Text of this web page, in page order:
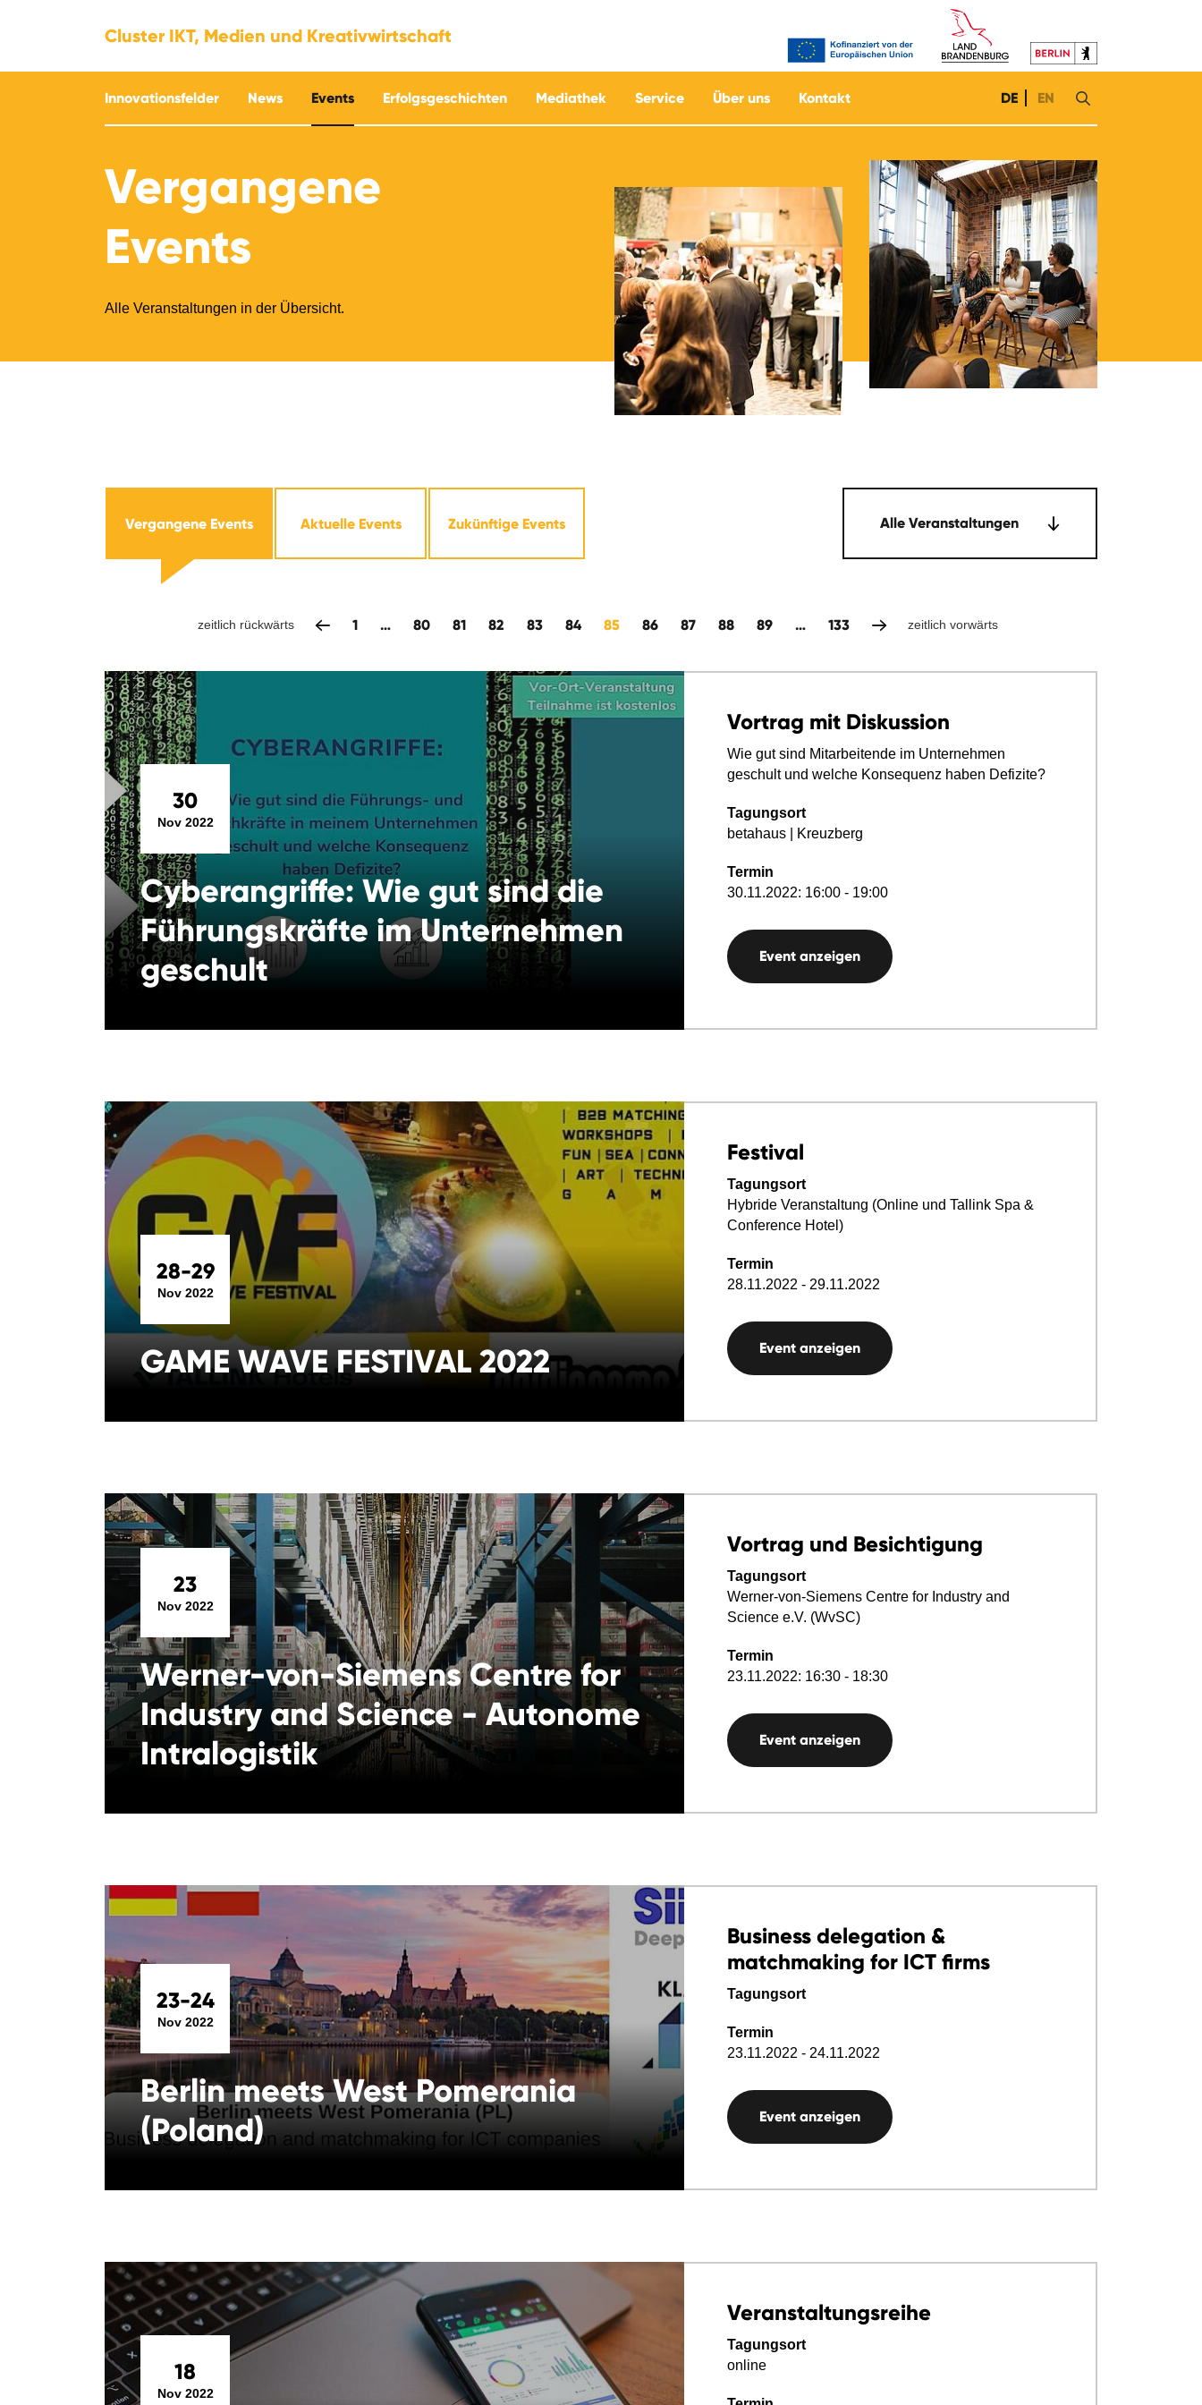
Cluster IKT, Medien und Kreativwirtschaft
Innovationsfelder News Events Erfolgsgeschichten Mediathek Service Über uns Kontakt DE EN
Vergangene
Events
Alle Veranstaltungen in der Übersicht.
Vergangene Events Aktuelle Events Zukünftige Events Alle Veranstaltungen
zeitlich rückwärts 1 … 80 81 82 83 84 85 86 87 88 89 … 133 zeitlich vorwärts
30
Nov 2022
Cyberangriffe: Wie gut sind die
Führungskräfte im Unternehmen
geschult
Vortrag mit Diskussion
Wie gut sind Mitarbeitende im Unternehmen
geschult und welche Konsequenz haben Defizite?
Tagungsort
betahaus | Kreuzberg
Termin
30.11.2022: 16:00 - 19:00
Event anzeigen
28-29
Nov 2022
GAME WAVE FESTIVAL 2022
Festival
Tagungsort
Hybride Veranstaltung (Online und Tallink Spa &
Conference Hotel)
Termin
28.11.2022 - 29.11.2022
Event anzeigen
23
Nov 2022
Werner-von-Siemens Centre for
Industry and Science - Autonome
Intralogistik
Vortrag und Besichtigung
Tagungsort
Werner-von-Siemens Centre for Industry and
Science e.V. (WvSC)
Termin
23.11.2022: 16:30 - 18:30
Event anzeigen
23-24
Nov 2022
Berlin meets West Pomerania
(Poland)
Business delegation &
matchmaking for ICT firms
Tagungsort
Termin
23.11.2022 - 24.11.2022
Event anzeigen
18
Nov 2022
Veranstaltungsreihe
Tagungsort
online